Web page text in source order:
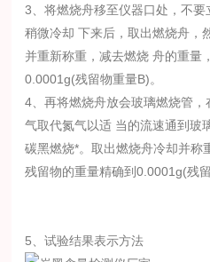
3、将燃烧舟移至仪器口处，不
稍微冷却 下来后，取出燃烧舟，
并重新称重，减去燃烧 舟的重量
0.0001g(残留物重量B)。
4、再将燃烧舟放会玻璃燃烧管
气取代氮气以适 当的流速通到玻
碳黑燃烧*。取出燃烧舟冷却并称
残留物的重量精确到0.0001g(残
5、试验结果表示方法